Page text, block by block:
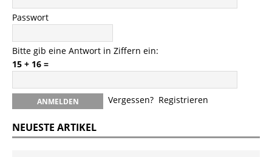
Passwort
Bitte gib eine Antwort in Ziffern ein:
15 + 16 =
Vergessen? Registrieren
NEUESTE ARTIKEL